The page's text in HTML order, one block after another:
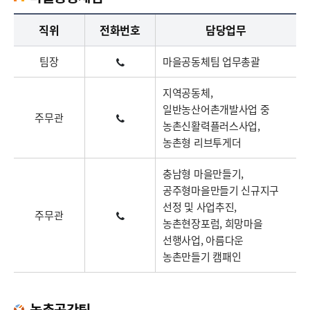
마을공동체팀업무담당자의 정보로 직급, 전화번호, 담당업무를 안내하고 있습니다
직위 전화번호 담당업무
팀장 마을공동체팀 업무총괄
주무관
지역공동체,
일반농산어촌개발사업 중
농촌신활력플러스사업,
농촌형 리브투게더
주무관
충남형 마을만들기,
공주형마을만들기 신규지구
선정 및 사업추진,
농촌현장포럼, 희망마을
선행사업, 아름다운
농촌만들기 캠패인